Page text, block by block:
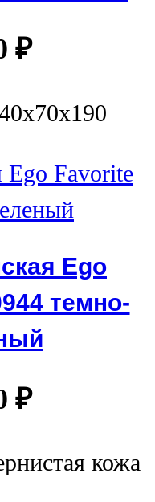
₽
Ego
темно-
₽
кожа